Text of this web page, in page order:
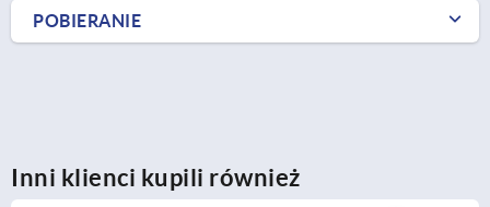
POBIERANIE
Inni klienci kupili również